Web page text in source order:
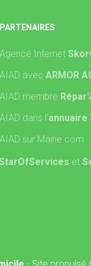
PARTENAIRES
Agence Internet
AIAD avec ARMOR
AIAD membre
AIAD dans l'annuaire
AIAD sur Mairie.com
et